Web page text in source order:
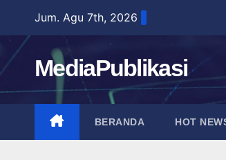
content
Jum. Agu 7th, 2026
MediaPublikasi
BERANDA HOT